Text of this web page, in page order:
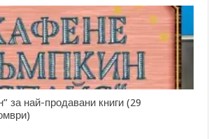
за най-продавани книги (29